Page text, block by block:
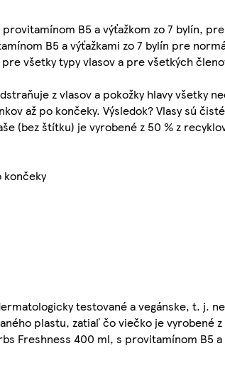
B5 a výťažkom zo 7 bylín,
B5 a výťažkami zo 7 bylín pre
všetky typy vlasov a pre všetkých
z vlasov a pokožky hlavy všetky
až po končeky. Výsledok? Vlasy sú
(bez štítku) je vyrobené z 50 % z
končeky
testované a vegánske, t. j.
plastu, zatiaľ čo viečko je vyrobené
Freshness 400 ml, s provitamínom B5